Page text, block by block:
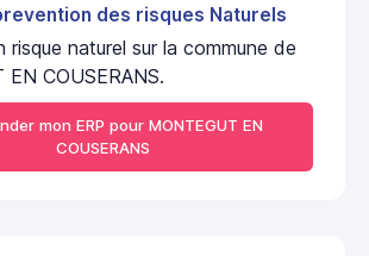
des risques Naturels
risque naturel sur la commune de
EN COUSERANS.
mon ERP pour MONTEGUT EN
COUSERANS